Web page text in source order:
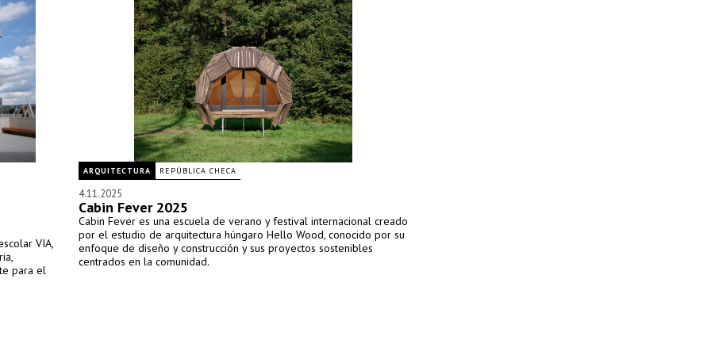
VIA,
para el
ARQUITECTURA REPÚBLICA CHECA
4.11.2025
Cabin Fever 2025
Cabin Fever es una escuela de verano y festival internacional creado
por el estudio de arquitectura húngaro Hello Wood, conocido por su
enfoque de diseño y construcción y sus proyectos sostenibles
centrados en la comunidad.